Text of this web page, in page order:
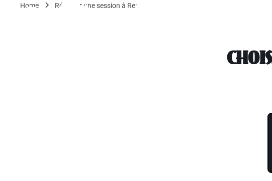
Home Réserver une session à Rennes